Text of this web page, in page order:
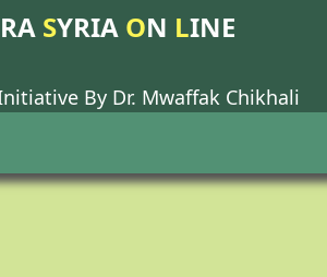
SYRIA ON LINE
By Dr. Mwaffak Chikhali